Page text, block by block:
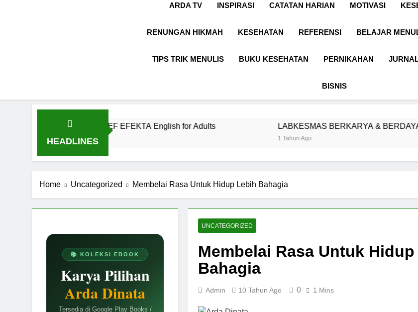
ARDA TV INSPIRASI CATATAN HARIAN MOTIVASI
RENUNGAN HIKMAH KESEHATAN REFERENSI BELAJAR
TIPS TRIK MENULIS BUKU KESEHATAN PERNIKAHAN
BISNIS
HEADLINES
Kekinian di EF EFEKTA English for Adults LABKESMAS BERKARYA & BERDAYA
Home Uncategorized Membelai Rasa Untuk Hidup Lebih Bahagia
📚 KOLEKSI EBOOK
Karya Pilihan
Arda Dinata
Tersedia di Google Play Books /
UNCATEGORIZED
Membelai Rasa Untuk
Bahagia
Admin 10 Tahun Ago 0 1 Mins